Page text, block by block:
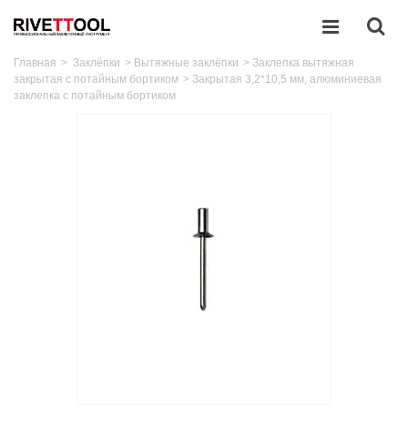
Главная > Заклёпки > Вытяжные заклёпки > Заклепка вытяжная
закрытая с потайным бортиком > Закрытая 3,2*10,5 мм, алюминиевая
заклепка с потайным бортиком